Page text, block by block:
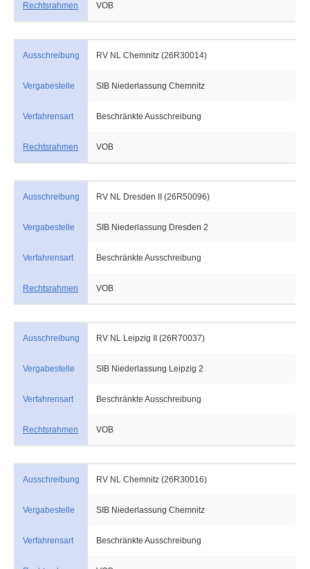
Rechtsrahmen VOB
Ausschreibung RV NL Chemnitz (26R30014)
Vergabestelle SIB Niederlassung Chemnitz
Verfahrensart Beschränkte Ausschreibung
Rechtsrahmen VOB
Ausschreibung RV NL Dresden II (26R50096)
Vergabestelle SIB Niederlassung Dresden 2
Verfahrensart Beschränkte Ausschreibung
Rechtsrahmen VOB
Ausschreibung RV NL Leipzig II (26R70037)
Vergabestelle SIB Niederlassung Leipzig 2
Verfahrensart Beschränkte Ausschreibung
Rechtsrahmen VOB
Ausschreibung RV NL Chemnitz (26R30016)
Vergabestelle SIB Niederlassung Chemnitz
Verfahrensart Beschränkte Ausschreibung